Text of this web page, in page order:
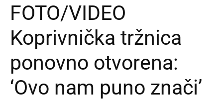
FOTO/VIDEO
Koprivnička tržnica
ponovno otvorena:
‘Ovo nam puno znači’